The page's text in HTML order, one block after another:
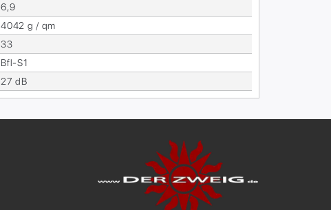
6,9
4042 g / qm
33
Bfl-S1
27 dB